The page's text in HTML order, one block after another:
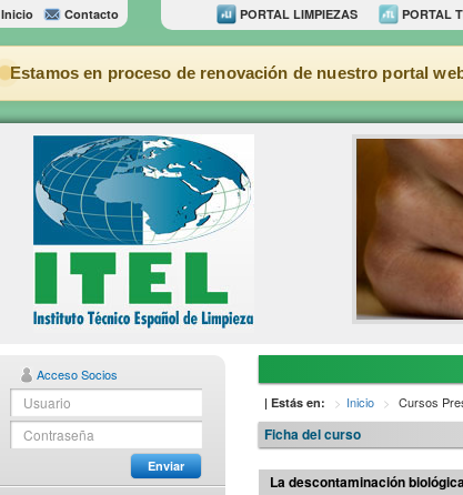
Inicio Contacto PORTAL LIMPIEZAS PORTAL
Estamos en proceso de renovación de nuestro portal
Acceso Socios
Enviar
| Estás en: Inicio Cursos
Ficha del curso
La descontaminación